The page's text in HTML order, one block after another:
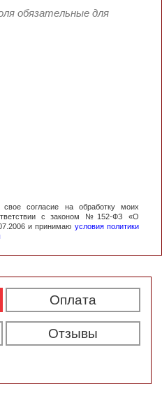
обязательные для
согласие на обработку моих
с законом №152-ФЗ «О
и принимаю условия политики
Оплата
Отзывы